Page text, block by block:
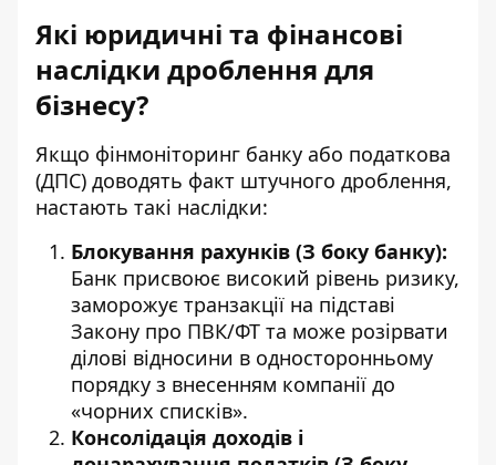
Які юридичні та фінансові
наслідки дроблення для
бізнесу?
Якщо фінмоніторинг банку або податкова
(ДПС) доводять факт штучного дроблення,
настають такі наслідки:
Блокування рахунків (З боку банку):
Банк присвоює високий рівень ризику,
заморожує транзакції на підставі
Закону про ПВК/ФТ та може розірвати
ділові відносини в односторонньому
порядку з внесенням компанії до
«чорних списків».
Консолідація доходів і